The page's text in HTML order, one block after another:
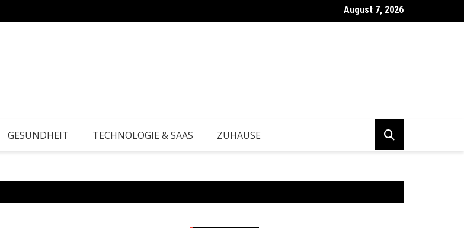
Wie entwickeln Betriebe tragfähige Geschäftsentscheidungen?
August 7, 2026
GESUNDHEIT TECHNOLOGIE & SAAS ZUHAUSE